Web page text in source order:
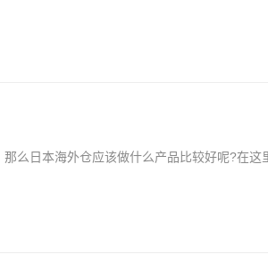
。...
么日本海外仓应该做什么产品比较好呢?在这